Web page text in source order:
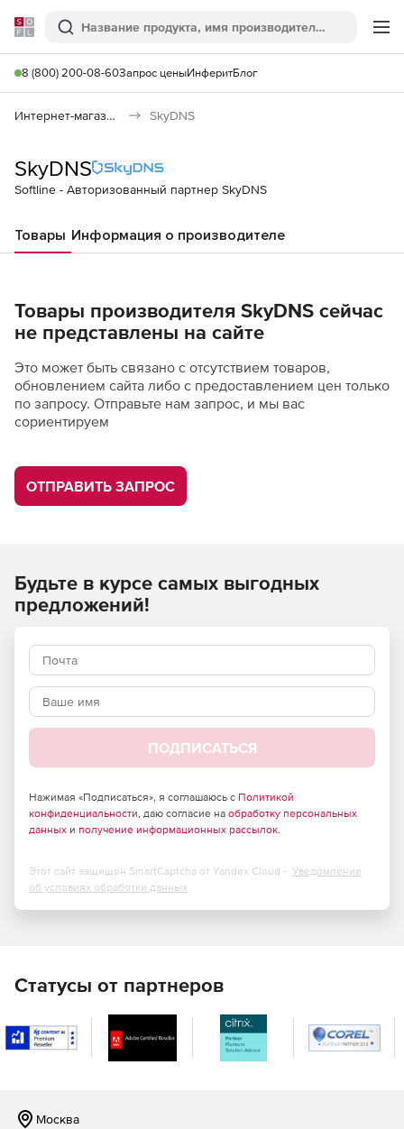
Softline
Поиск
8 (800) 200-08-60Запрос ценыИнферитБлог
Интернет-магазин SkyDNS
SkyDNS
Softline - Авторизованный партнер SkyDNS
Товары Информация о производителе
Товары производителя SkyDNS сейчас
не представлены на сайте
Это может быть связано с отсутствием товаров,
обновлением сайта либо с предоставлением цен только
по запросу. Отправьте нам запрос, и мы вас
сориентируем
ОТПРАВИТЬ ЗАПРОС
Будьте в курсе самых выгодных
предложений!
ПОДПИСАТЬСЯ
Нажимая «Подписаться», я соглашаюсь с Политикой
конфиденциальности, даю согласие на обработку персональных
данных и получение информационных рассылок.
Этот сайт защищен SmartCaptcha от Yandex Cloud - Уведомление
об условиях обработки данных
Статусы от партнеров
Москва